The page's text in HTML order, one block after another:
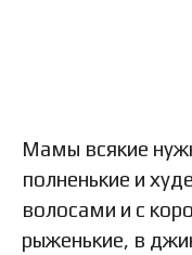
Мамы всякие
полненькие и
волосами и с
рыженькие, в